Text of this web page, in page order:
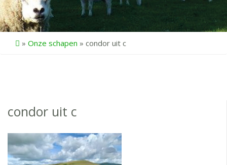
» Onze schapen » condor uit c
condor uit c